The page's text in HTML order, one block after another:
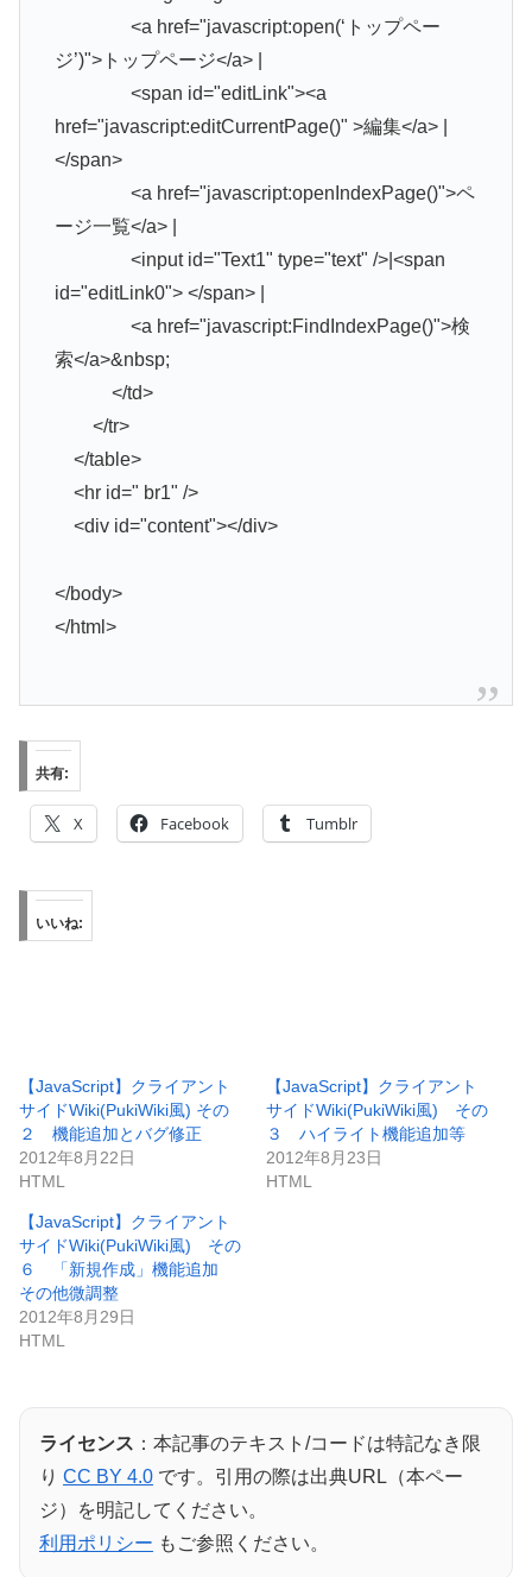
<a href="javascript:open(‘トップペー
ジ’)">トップページ</a> |
<span id="editLink"><a
href="javascript:editCurrentPage()" >編集</a> |
</span>
<a href="javascript:openIndexPage()">ペ
ージ一覧</a> |
<input id="Text1" type="text" />|<span
id="editLink0"> </span> |
<a href="javascript:FindIndexPage()">検
索</a>&nbsp;
</td>
</tr>
</table>
<hr id=" br1" />
<div id="content"></div>
</body>
</html>
共有:
X Facebook Tumblr
いいね:
【JavaScript】クライアント
サイドWiki(PukiWiki風) その
２ 機能追加とバグ修正
2012年8月22日
HTML
【JavaScript】クライアント
サイドWiki(PukiWiki風) その
３ ハイライト機能追加等
2012年8月23日
HTML
【JavaScript】クライアント
サイドWiki(PukiWiki風) その
６ 「新規作成」機能追加
その他微調整
2012年8月29日
HTML
ライセンス ：本記事のテキスト/コードは特記なき限
り CC BY 4.0 です。引用の際は出典URL（本ペー
ジ）を明記してください。
利用ポリシー もご参照ください。